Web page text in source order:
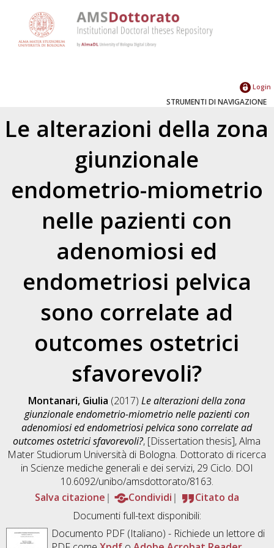
Login
STRUMENTI DI NAVIGAZIONE
Le alterazioni della zona
giunzionale
endometrio-miometrio
nelle pazienti con
adenomiosi ed
endometriosi pelvica
sono correlate ad
outcomes ostetrici
sfavorevoli?
Montanari, Giulia (2017)Le alterazioni della zona
giunzionale endometrio-miometrio nelle pazienti con
adenomiosi ed endometriosi pelvica sono correlate ad
outcomes ostetrici sfavorevoli?, [Dissertation thesis], Alma
Mater Studiorum Università di Bologna. Dottorato di ricerca
in Scienze mediche generali e dei servizi, 29 Ciclo. DOI
10.6092/unibo/amsdottorato/8163.
Salva citazione
Condividi
Citato da
Documenti full-text disponibili:
Documento PDF(Italiano) - Richiede un lettore di